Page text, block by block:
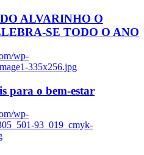
ALVARINHO O
SE TODO O ANO
wp-
335x256.jpg
para o bem-estar
wp-
93_019_cmyk-